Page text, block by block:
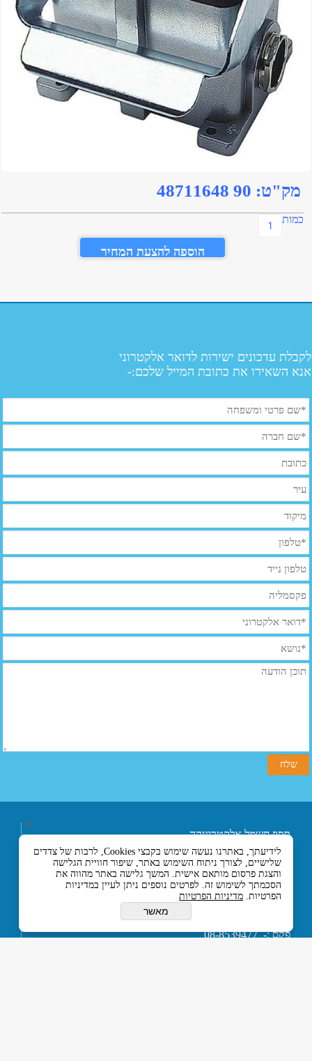
מק"ט: 90 48711648
כמות
הוספה להצעת המחיר
לקבלת עדכונים ישירות לדואר אלקטרוני
אנא השאירו את כתובת המייל שלכם:-
תפוז חשמל אלקטרוניקה
ובקרה בע"מ
רחוב אליעזר בן הורקנוס 5
אזור התעשייה הצפוני,
כניסה מרחוב המסגר, לוד
7129330 ישראל
פקס :- 08-8539477
לידיעתך, באתרנו נעשה שימוש בקבצי Cookies, לרבות של צדדים
שלישיים, לצורך ניתוח השימוש באתר, שיפור חוויית הגלישה
והצגת פרסום מותאם אישית. המשך גלישה באתר מהווה את
הסכמתך לשימוש זה. לפרטים נוספים ניתן לעיין במדיניות
הפרטיות. מדיניות הפרטיות
מאשר